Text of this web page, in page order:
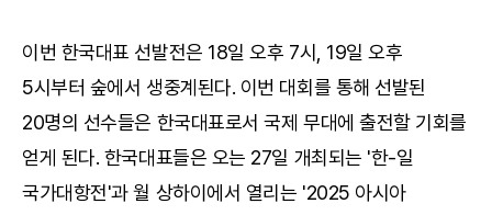
이번 한국대표 선발전은 18일 오후 7시, 19일 오후
5시부터 숲에서 생중계된다. 이번 대회를 통해 선발된
20명의 선수들은 한국대표로서 국제 무대에 출전할 기회를
얻게 된다. 한국대표들은 오는 27일 개최되는 '한-일
국가대항전'과 월 상하이에서 열리는 '2025 아시아